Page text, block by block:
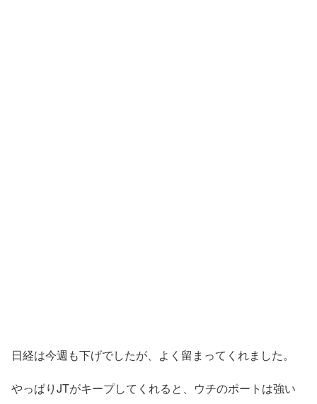
日経は今週も下げでしたが、よく留まってくれました。
やっぱりJTがキープしてくれると、ウチのポートは強い